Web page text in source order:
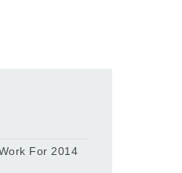
For 2014